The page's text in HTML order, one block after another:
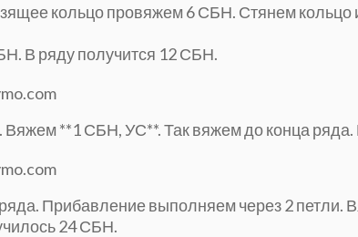
кольцо провяжем 6 СБН. Стянем кольцо
В ряду получится 12 СБН.
**1 СБН, УС**. Так вяжем до конца
Прибавление выполняем через 2
24 СБН.